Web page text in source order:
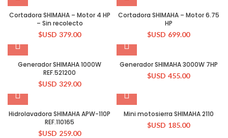
Cortadora SHIMAHA – Motor 4 HP
– Sin recolecto
$USD 379.00
Cortadora SHIMAHA – Motor 6.75
HP
$USD 699.00
Generador SHIMAHA 1000W
REF.521200
$USD 329.00
Generador SHIMAHA 3000W 7HP
$USD 455.00
Hidrolavadora SHIMAHA APW-110P
REF.110165
$USD 259.00
Mini motosierra SHIMAHA 2110
$USD 185.00